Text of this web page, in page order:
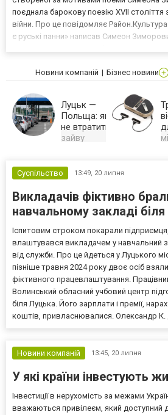
поєднала барокову поезію XVII століття
війни. Про це повідомляє
є руські панни» написав Симеон
Новини компаній
Бізнес новини
Луцьк —
Польща: як
не втратити
зайву
коли їздиш
туди
регулярно
Як мешканцям
Луцька
стежити за
курсом
злотого й не
переплачувати
під час
поїздок до
Польщі: де
перевірити
курс, порівняти
банки та
розглянути
альтернативи.
Суспільство 13:49, 20 липня
Викладачів фіктивно
навчальному закладі
Іспитовим строком покарали
влаштувався викладачем у навчальний
від служби. Про це йдеться у Луцького
пізніше травня 2024 року двоє осіб
фіктивного працевлаштування.
Волинський обласний учбовий центр
біля Луцька. Його зарплати і премії,
коштів, привласнювалися. Олександр К.
Новини компаній 13:45, 20 липня
У які країни інвестують
Інвестиції в нерухомість за межами
вважаються привілеєм, який доступний